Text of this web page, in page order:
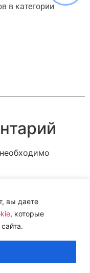
вы даете
, которые
в категории
(НОВА)